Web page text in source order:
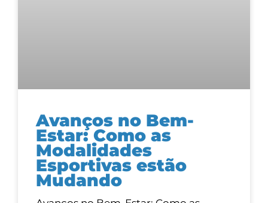
Avanços no Bem-
Estar: Como as
Modalidades
Esportivas estão
Mudando